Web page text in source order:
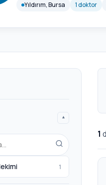
Yıldırım, Bursa 1 doktor
▾
1
1